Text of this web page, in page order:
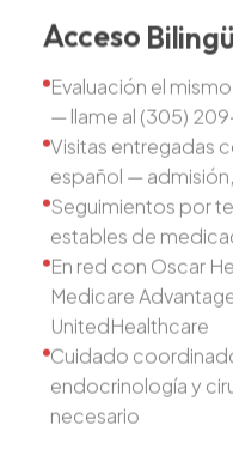
Acceso
Evaluación el
— llame al (305)
Visitas entregadas
español —
Seguimientos por
estables de
En red con Oscar
Medicare
UnitedHealthcare
Cuidado
endocrinología y
necesario